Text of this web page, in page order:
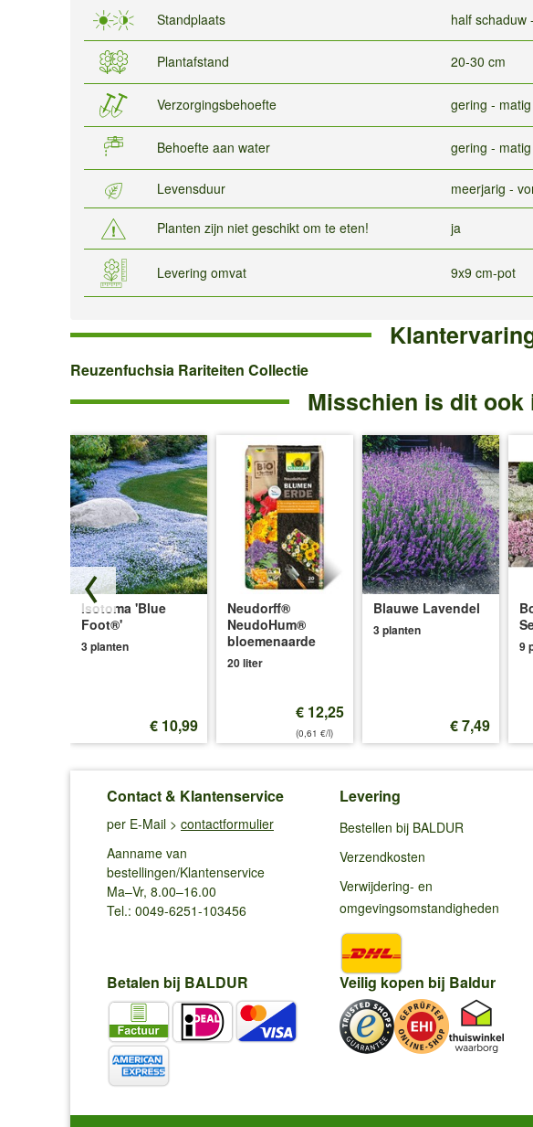
Standplaats half schaduw
Plantafstand 20-30 cm
Verzorgingsbehoefte gering - matig
Behoefte aan water gering - matig
Levensduur meerjarig -
Planten zijn niet geschikt om te eten! ja
Levering omvat 9x9 cm-pot
Reuzenfuchsia
Reuzenfuchsia Rariteiten Collectie
Misschien is dit ook
Isotoma 'Blue
Foot®'
3 planten
€ 10,99
Neudorff®
NeudoHum®
bloemenaarde
20 liter
€ 12,25
(0,61 €/l)
Blauwe Lavendel
3 planten
€ 7,49
9
Contact & Klantenservice
per E-Mail > contactformulier
Aanname van
bestellingen/Klantenservice
Ma–Vr, 8.00–16.00
Tel.: 0049-6251-103456
Levering
Bestellen bij BALDUR
Verzendkosten
Verwijdering- en
omgevingsomstandigheden
Betalen bij BALDUR Veilig kopen bij Baldur